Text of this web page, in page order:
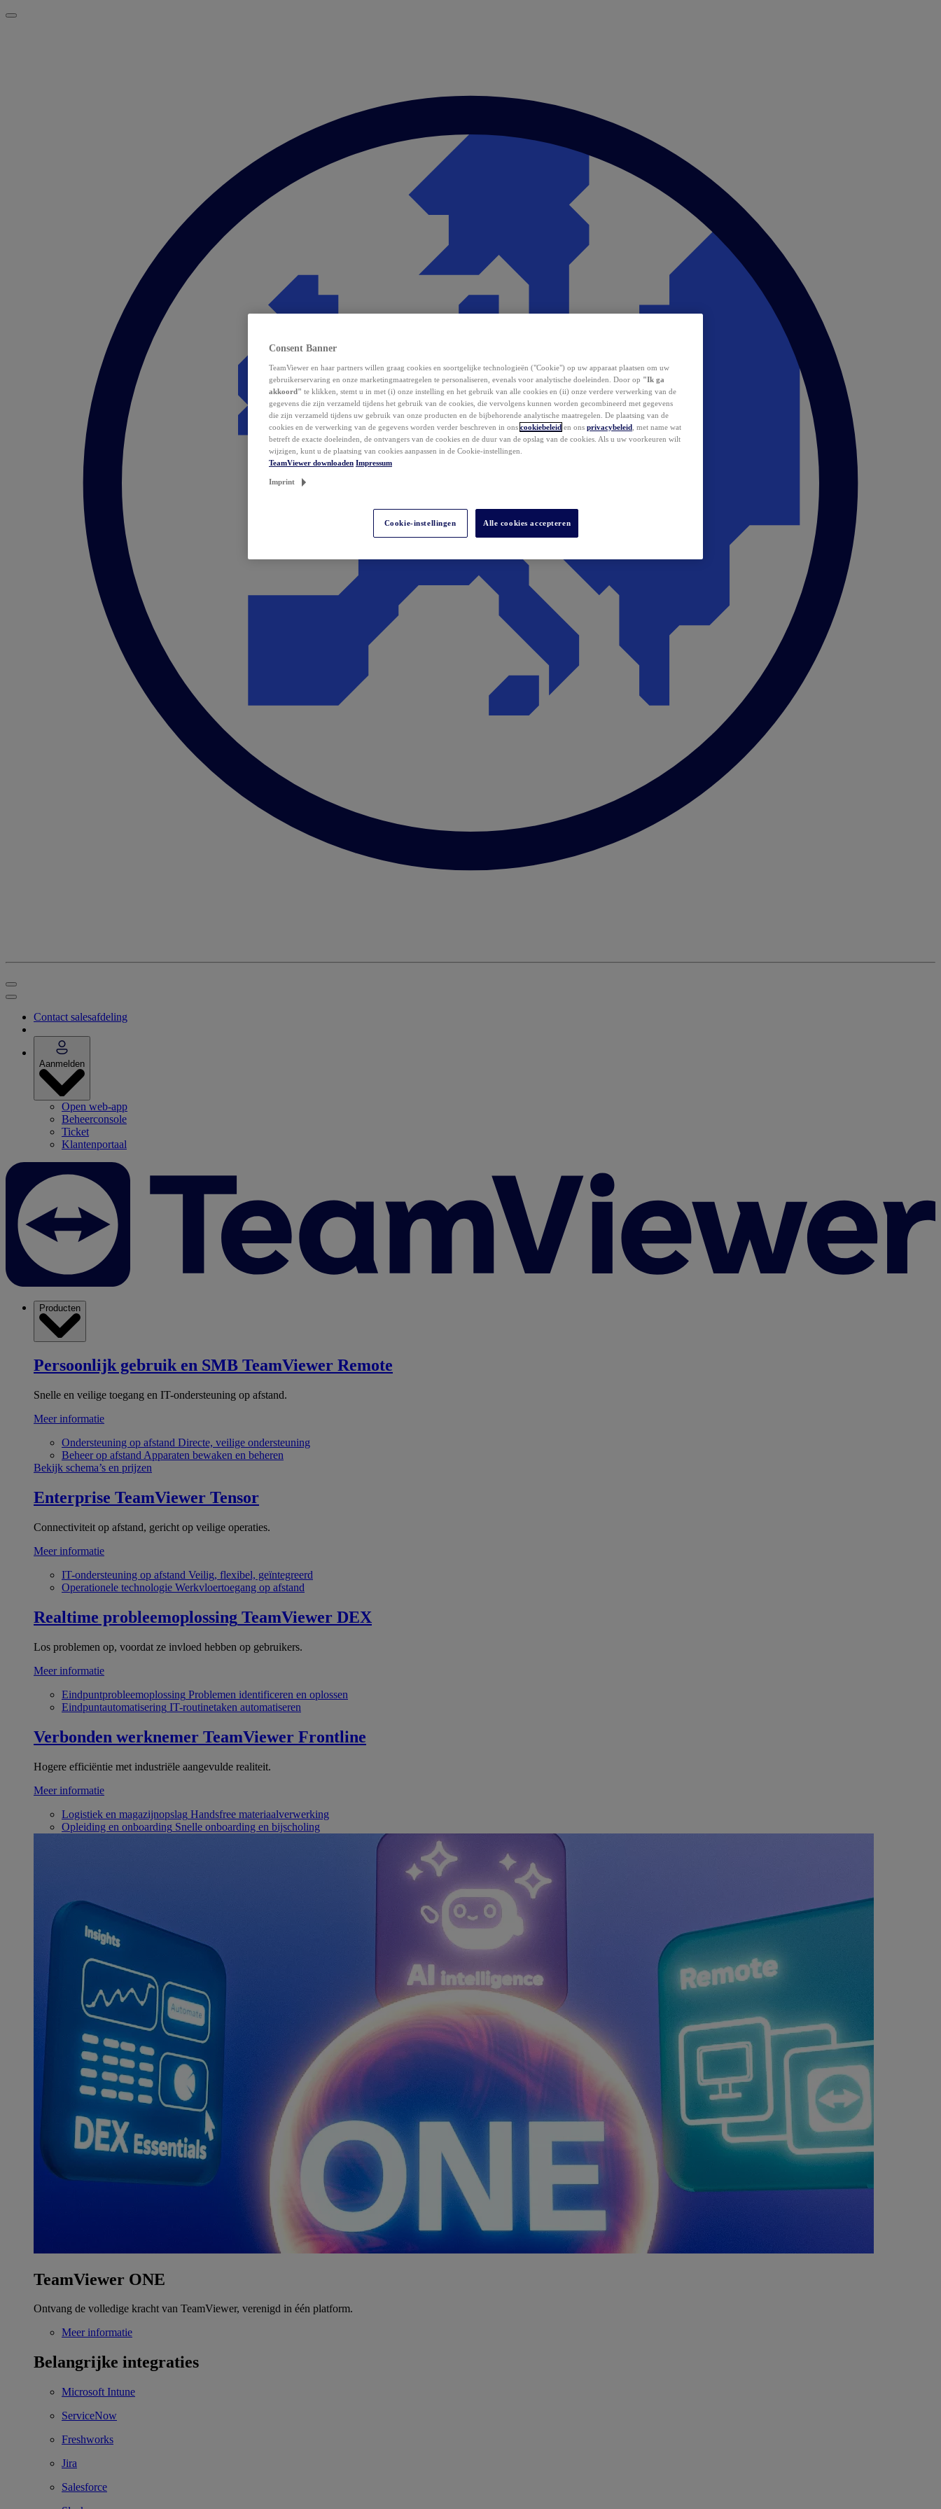
Contact salesafdeling
Aanmelden
Open web-app
Beheerconsole
Ticket
Klantenportaal
Producten
Persoonlijk gebruik en SMB TeamViewer Remote
Snelle en veilige toegang en IT-ondersteuning op afstand.
Meer informatie
Ondersteuning op afstand Directe, veilige ondersteuning
Beheer op afstand Apparaten bewaken en beheren
Bekijk schema’s en prijzen
Enterprise TeamViewer Tensor
Connectiviteit op afstand, gericht op veilige operaties.
Meer informatie
IT-ondersteuning op afstand Veilig, flexibel, geïntegreerd
Operationele technologie Werkvloertoegang op afstand
Realtime probleemoplossing TeamViewer DEX
Los problemen op, voordat ze invloed hebben op gebruikers.
Meer informatie
Eindpuntprobleemoplossing Problemen identificeren en oplossen
Eindpuntautomatisering IT-routinetaken automatiseren
Verbonden werknemer TeamViewer Frontline
Hogere efficiëntie met industriële aangevulde realiteit.
Meer informatie
Logistiek en magazijnopslag Handsfree materiaalverwerking
Opleiding en onboarding Snelle onboarding en bijscholing
TeamViewer ONE
Ontvang de volledige kracht van TeamViewer, verenigd in één platform.
Meer informatie
Belangrijke integraties
Microsoft Intune
ServiceNow
Freshworks
Jira
Salesforce
Consent Banner
TeamViewer en haar partners willen graag cookies en soortgelijke technologieën ("Cookie") op uw apparaat plaatsen om uw
gebruikerservaring en onze marketingmaatregelen te personaliseren, evenals voor analytische doeleinden. Door op "Ik ga
akkoord" te klikken, stemt u in met (i) onze instelling en het gebruik van alle cookies en (ii) onze verdere verwerking van de
gegevens die zijn verzameld tijdens het gebruik van de cookies, die vervolgens kunnen worden gecombineerd met gegevens
die zijn verzameld tijdens uw gebruik van onze producten en de bijbehorende analytische maatregelen. De plaatsing van de
cookies en de verwerking van de gegevens worden verder beschreven in ons cookiebeleid en ons privacybeleid , met name wat
betreft de exacte doeleinden, de ontvangers van de cookies en de duur van de opslag van de cookies. Als u uw voorkeuren wilt
wijzigen, kunt u de plaatsing van cookies aanpassen in de Cookie-instellingen.
TeamViewer downloaden Impressum
Imprint
Cookie-instellingen Alle cookies accepteren